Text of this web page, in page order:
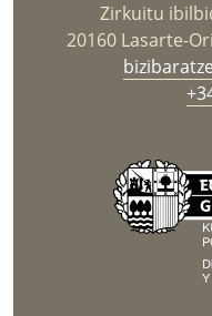
Zirkuitu
20160 Lasarte-